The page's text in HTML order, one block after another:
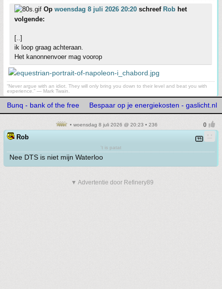
Op woensdag 8 juli 2026 20:20 schreef Rob het
volgende:
[..]
ik loop graag achteraan.
Het kanonnenvoer mag voorop
“Never argue with an idiot. They will only bring you down to their level and beat you with
experience.” ― Mark Twain.
Bunq - bank of the free Bespaar op je energiekosten - gaslicht.nl
• woensdag 8 juli 2026 @ 20:23 • 236
Rob
't is patat
Nee DTS is niet mijn Waterloo
▼ Advertentie door Refinery89